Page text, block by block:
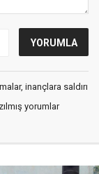
inançlara saldırı
yorumlar